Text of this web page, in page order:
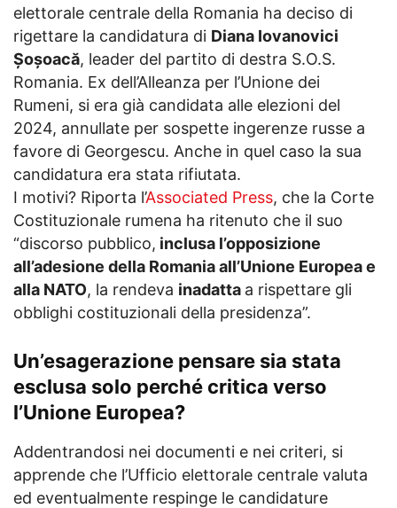
elettorale centrale della Romania ha deciso di
rigettare la candidatura di Diana Iovanovici
Șoșoacă, leader del partito di destra S.O.S.
Romania. Ex dell’Alleanza per l’Unione dei
Rumeni, si era già candidata alle elezioni del
2024, annullate per sospette ingerenze russe a
favore di Georgescu. Anche in quel caso la sua
candidatura era stata rifiutata.
I motivi? Riporta l’Associated Press, che la Corte
Costituzionale rumena ha ritenuto che il suo
“discorso pubblico, inclusa l’opposizione
all’adesione della Romania all’Unione Europea e
alla NATO, la rendeva inadatta a rispettare gli
obblighi costituzionali della presidenza”.
Un’esagerazione pensare sia stata
esclusa solo perché critica verso
l’Unione Europea?
Addentrandosi nei documenti e nei criteri, si
apprende che l’Ufficio elettorale centrale valuta
ed eventualmente respinge le candidature